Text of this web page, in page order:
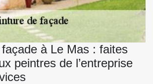
à Le Mas : faites
peintres de l’entreprise